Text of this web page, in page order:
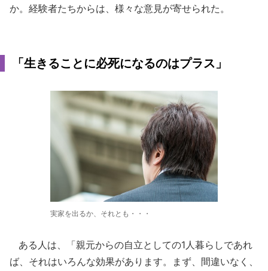
か。経験者たちからは、様々な意見が寄せられた。
「生きることに必死になるのはプラス」
実家を出るか、それとも・・・
ある人は、「親元からの自立としての1人暮らしであれ
ば、それはいろんな効果があります。まず、間違いなく、